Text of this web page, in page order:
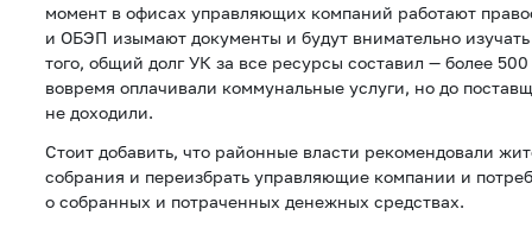
момент в офисах управляющих компаний работают
и ОБЭП изымают документы и будут внимательно
того, общий долг УК за все ресурсы составил — более
вовремя оплачивали коммунальные услуги, но до
не доходили.
Стоит добавить, что районные власти рекомендовали
собрания и переизбрать управляющие компании и
о собранных и потраченных денежных средствах.